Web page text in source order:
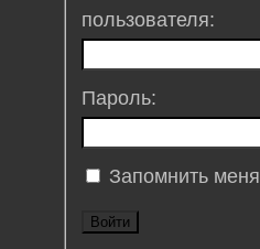
пользователя:
Пароль:
Запомнить меня
Войти